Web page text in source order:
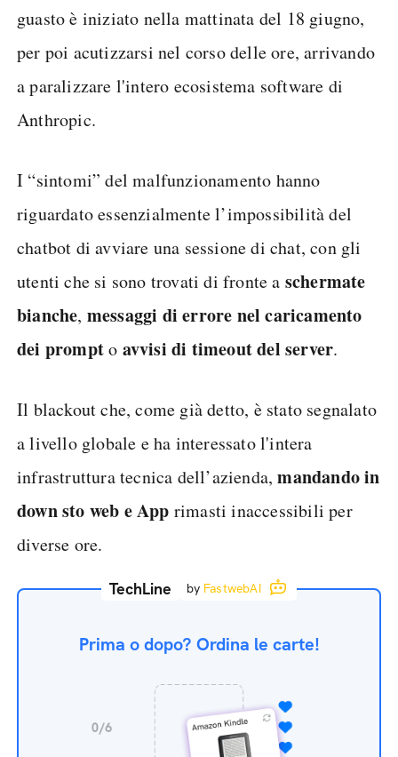
guasto è iniziato nella mattinata del 18 giugno,
per poi acutizzarsi nel corso delle ore, arrivando
a paralizzare l'intero ecosistema software di
Anthropic.
I “sintomi” del malfunzionamento hanno
riguardato essenzialmente l’impossibilità del
chatbot di avviare una sessione di chat, con gli
utenti che si sono trovati di fronte a schermate
bianche, messaggi di errore nel caricamento
dei prompto avvisi di timeout del server.
Il blackout che, come già detto, è stato segnalato
a livello globale e ha interessato l'intera
infrastruttura tecnica dell’azienda,mandando in
down sto web e App rimasti inaccessibili per
diverse ore.
TechLine by FastwebAI
Prima o dopo? Ordina le carte!